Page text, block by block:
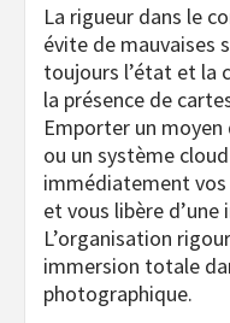
La rigueur dans le
évite de mauvaises
toujours l’état et la
la présence de
Emporter un
ou un système
immédiatement vos
et vous libère
L’organisation
immersion totale
photographique.